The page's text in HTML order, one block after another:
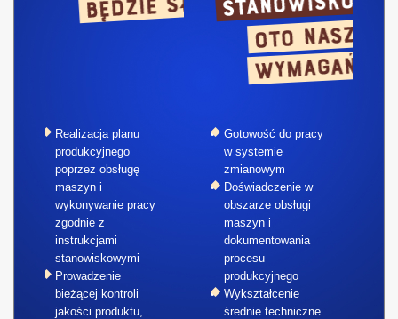
Realizacja planu
produkcyjnego
poprzez obsługę
maszyn i
wykonywanie pracy
zgodnie z
instrukcjami
stanowiskowymi
Prowadzenie
bieżącej kontroli
jakości produktu,
Gotowość do pracy
w systemie
zmianowym
Doświadczenie w
obszarze obsługi
maszyn i
dokumentowania
procesu
produkcyjnego
Wykształcenie
średnie techniczne